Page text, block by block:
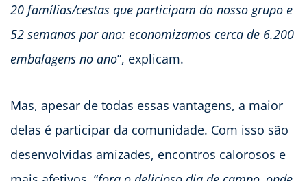
20 famílias/cestas que participam do nosso grupo e
52 semanas por ano: economizamos cerca de 6.200
embalagens no ano”, explicam.
Mas, apesar de todas essas vantagens, a maior
delas é participar da comunidade. Com isso são
desenvolvidas amizades, encontros calorosos e